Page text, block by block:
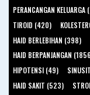
PERANCANGAN
TIROID (420)
HAID BERLEBIHAN (398)
HAID BERPANJANGAN
HIPOTENSI (49)
HAID SAKIT (523)